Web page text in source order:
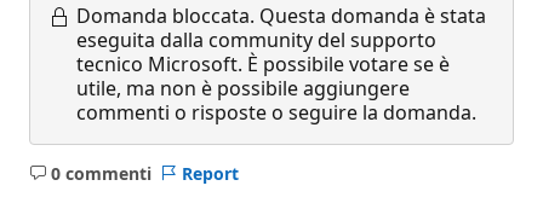
Domanda bloccata. Questa domanda è stata
eseguita dalla community del supporto
tecnico Microsoft. È possibile votare se è
utile, ma non è possibile aggiungere
commenti o risposte o seguire la domanda.
0 commenti
Nessun
Report